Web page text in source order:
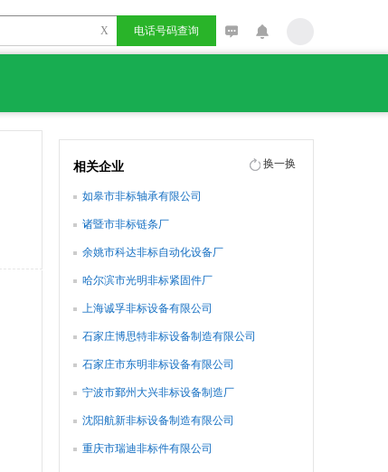
X 电话号码查询
相关企业 换一换
如皋市非标轴承有限公司
诸暨市非标链条厂
余姚市科达非标自动化设备厂
哈尔滨市光明非标紧固件厂
上海诚孚非标设备有限公司
石家庄博思特非标设备制造有限公司
石家庄市东明非标设备有限公司
宁波市鄞州大兴非标设备制造厂
沈阳航新非标设备制造有限公司
重庆市瑞迪非标件有限公司